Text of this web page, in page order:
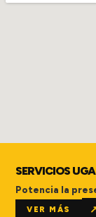
SERVICIOS UGA
Potencia la
VER MÁS